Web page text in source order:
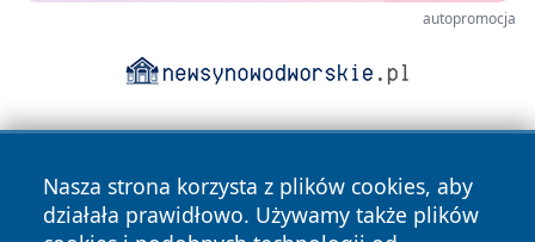
autopromocja
Nasza strona korzysta z plików cookies, aby
działała prawidłowo. Używamy także plików